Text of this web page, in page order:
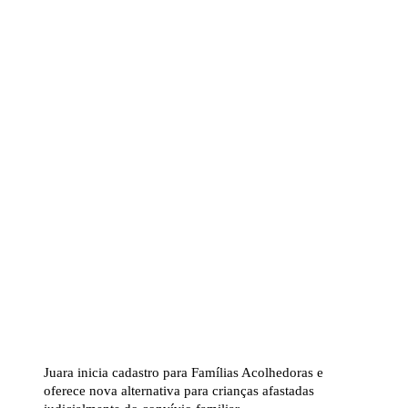
Juara inicia cadastro para Famílias Acolhedoras e
oferece nova alternativa para crianças afastadas